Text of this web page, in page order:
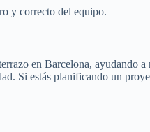
y correcto del equipo.
en Barcelona, ayudando
Si estás planificando un